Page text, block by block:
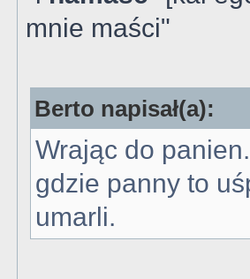
mnie maści"
Berto napisał(a):
Wrając do
gdzie panny to
umarli.